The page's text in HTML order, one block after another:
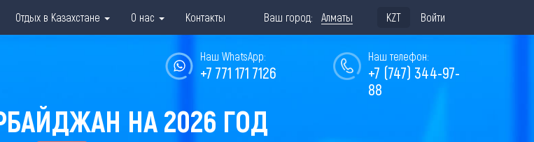
Отдых в Казахстане О нас Контакты Ваш город: Алматы KZT Войти
Наш телефон:
+7 (747) 344-97-
88
Наш WhatsApp:
+7 771 171 7126
НА 2026 ГОД